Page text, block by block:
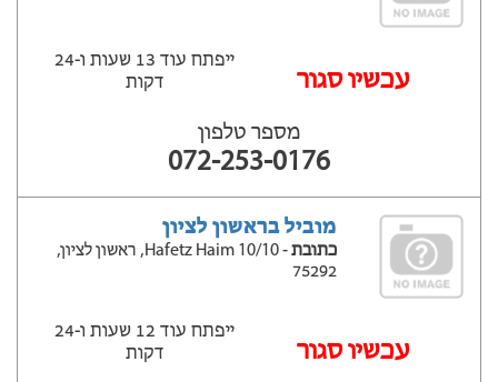
עכשיו סגור
ייפתח עוד 13 שעות ‫ו-24
דקות
מספר טלפון
072-253-0176
מוביל בראשון לציון
כתובת
- Hafetz Haim 10/10, ראשון לציון,
75292
עכשיו סגור
ייפתח עוד 12 שעות ‫ו-24
דקות